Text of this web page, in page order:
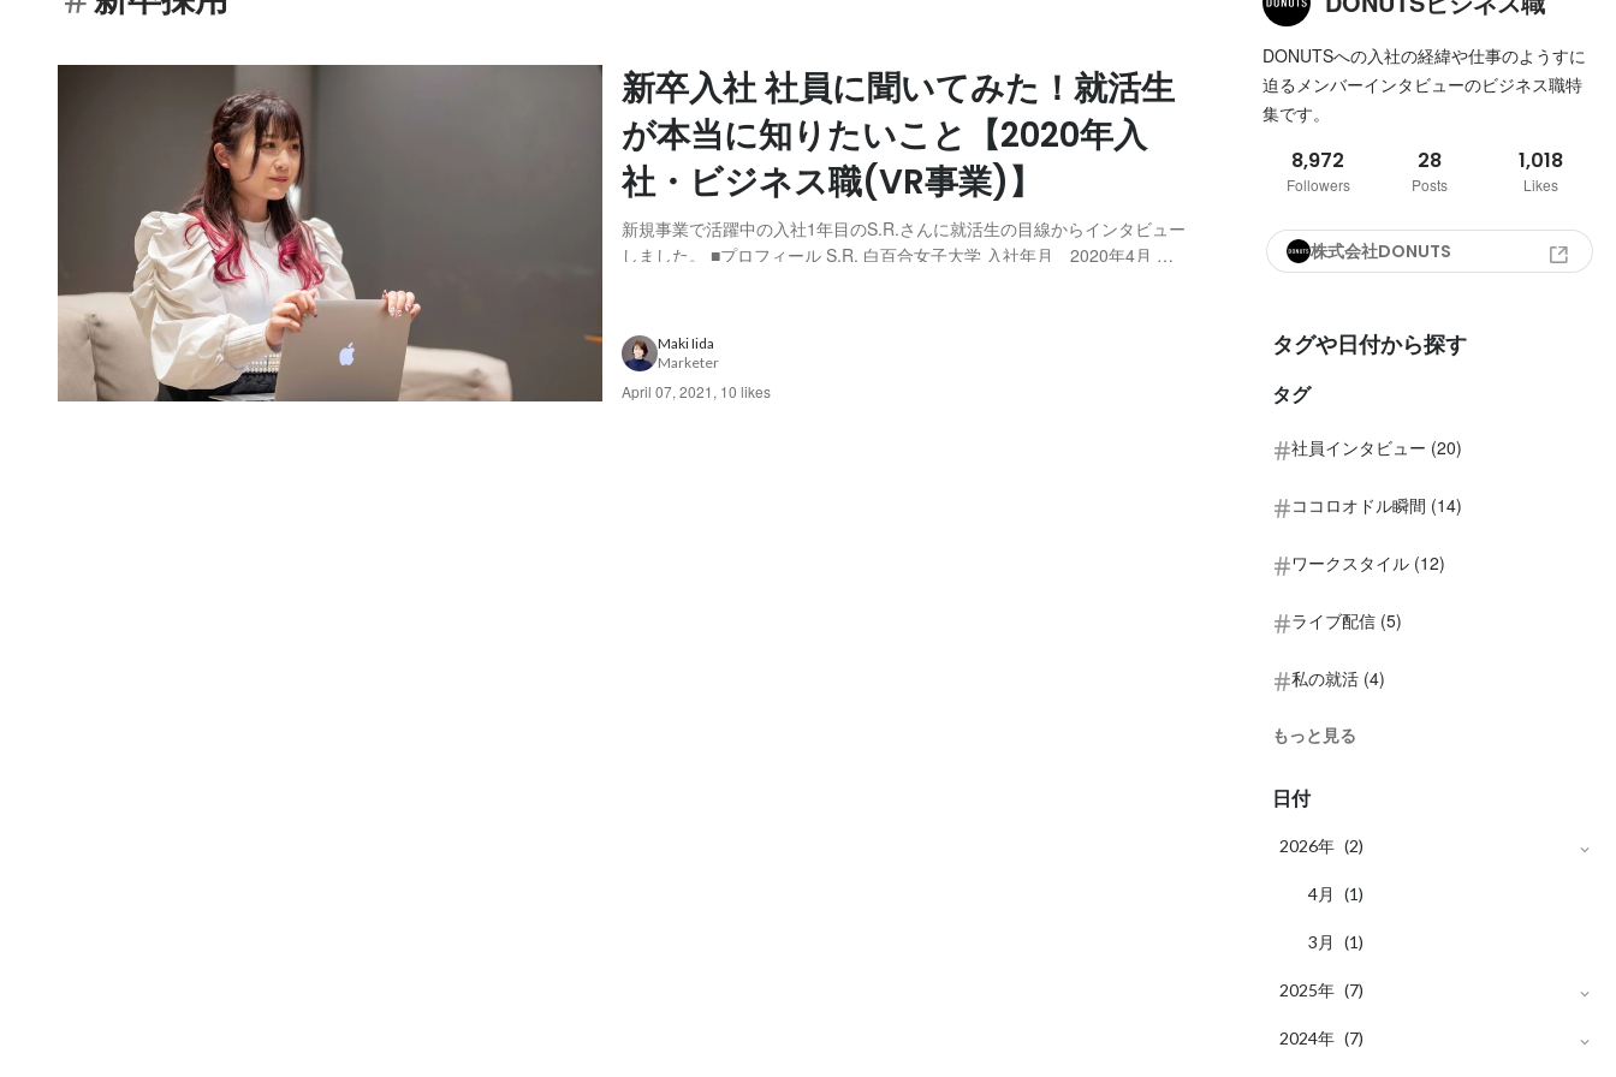
新卒入社 社員に聞いてみた！就活生
が本当に知りたいこと【2020年入
社・ビジネス職(VR事業)】
新規事業で活躍中の入社1年目のS.R.さんに就活生の目線からインタビュー
しました。 ■プロフィール S.R. 白百合女子大学 入社年月 2020年4月 担
しています。プ...
Maki Iida
Marketer
April 07, 2021 , 10 likes
DONUTSへの入社の経緯や仕事のようすに
迫るメンバーインタビューのビジネス職特
集です。
8,972
Followers
28
Posts
1,018
Likes
株式会社DONUTS
タグや日付から探す
タグ
社員インタビュー (20)
ココロオドル瞬間 (14)
ワークスタイル (12)
ライブ配信 (5)
私の就活 (4)
もっと見る
日付
2026年 (2)
4月 (1)
3 月 (1)
2025年 (7)
12月 (1)
2024年 (7)